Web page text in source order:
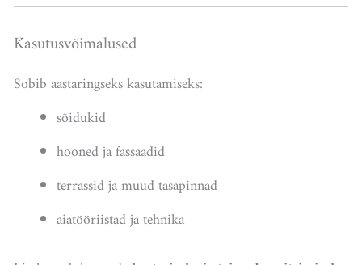
Kasutusvõimalused
Sobib aastaringseks kasutamiseks:
sõidukid
hooned ja fassaadid
terrassid ja muud tasapinnad
aiatööriistad ja tehnika